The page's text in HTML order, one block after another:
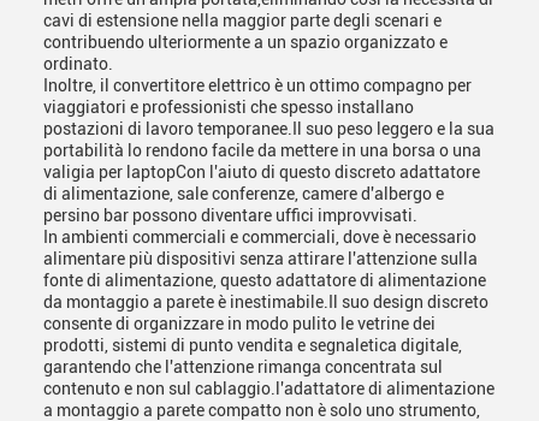
cavi di estensione nella maggior parte degli scenari e
contribuendo ulteriormente a un spazio organizzato e
ordinato.
Inoltre, il convertitore elettrico è un ottimo compagno per
viaggiatori e professionisti che spesso installano
postazioni di lavoro temporanee.Il suo peso leggero e la sua
portabilità lo rendono facile da mettere in una borsa o una
valigia per laptopCon l'aiuto di questo discreto adattatore
di alimentazione, sale conferenze, camere d'albergo e
persino bar possono diventare uffici improvvisati.
In ambienti commerciali e commerciali, dove è necessario
alimentare più dispositivi senza attirare l'attenzione sulla
fonte di alimentazione, questo adattatore di alimentazione
da montaggio a parete è inestimabile.Il suo design discreto
consente di organizzare in modo pulito le vetrine dei
prodotti, sistemi di punto vendita e segnaletica digitale,
garantendo che l'attenzione rimanga concentrata sul
contenuto e non sul cablaggio.l'adattatore di alimentazione
a montaggio a parete compatto non è solo uno strumento,